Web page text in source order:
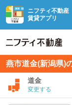
ニフティ不動産
賃貸アプリ
燕市道金(新潟県)
道金
変更する